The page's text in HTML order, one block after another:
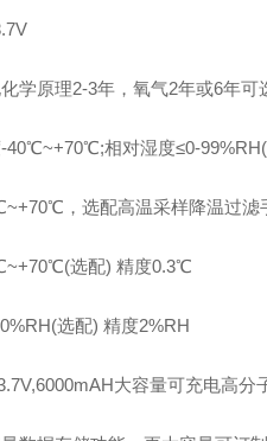
学原理2-3年，氧气2年或6年
40℃~+70℃;相对湿度≤0-
，选配高温采样降温过
选配) 精度0.3℃
选配) 精度2%RH
大容量可充电高